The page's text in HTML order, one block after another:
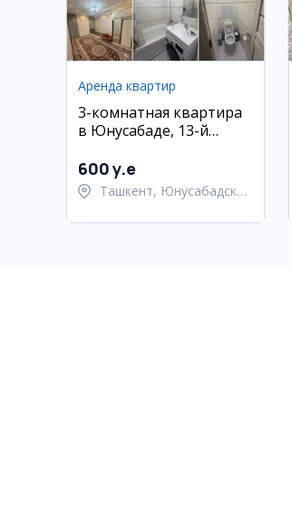
Аренда квартир
3-комнатная квартира
в Юнусабаде, 13-й
600 y.e
Ташкент, Юнусабадский